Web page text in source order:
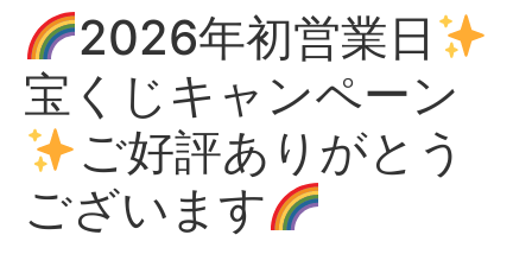
2026年初営業日
宝くじキャンペーン
ご好評ありがとう
ございます